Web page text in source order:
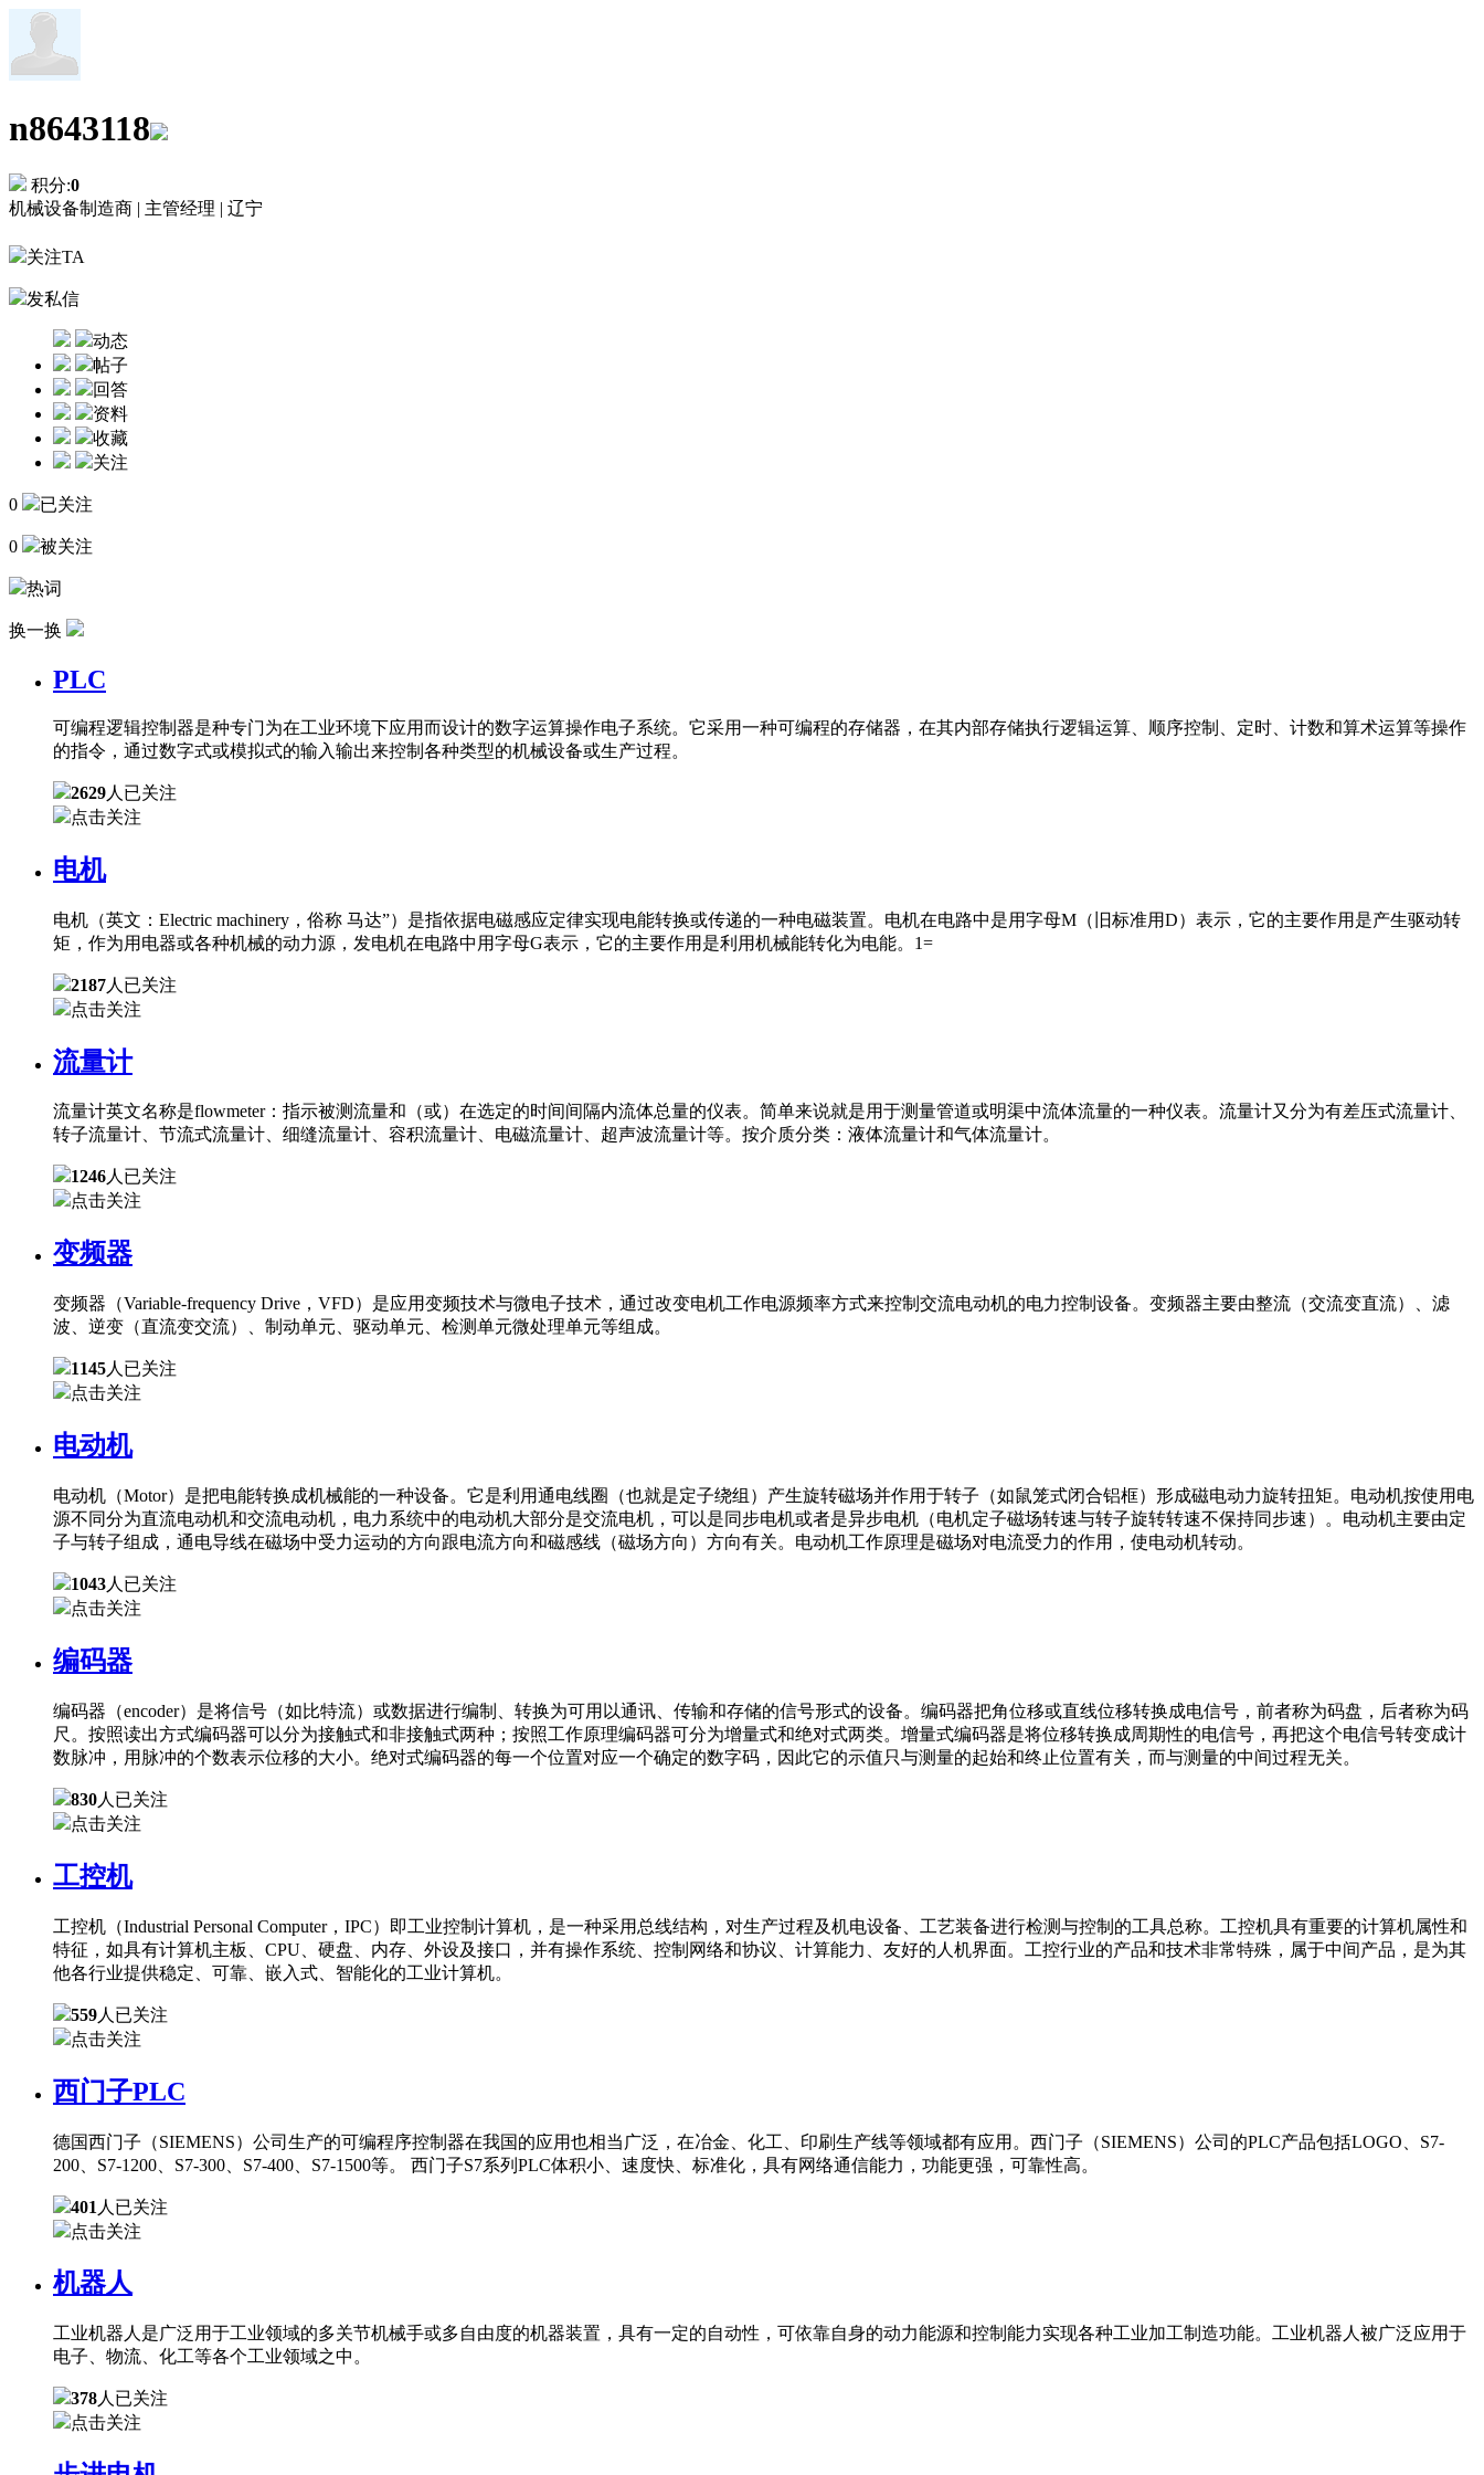
n8643118
积分:0
机械设备制造商 | 主管经理 | 辽宁
关注TA
发私信
动态
帖子
回答
资料
收藏
关注
0 已关注
0 被关注
热词
换一换
PLC
可编程逻辑控制器是种专门为在工业环境下应用而设计的数字运算操作电子系统。它采用一种可编程的存储器，在其内部存储执行逻辑运算、顺序控制、定时、计数和算术运算等操作
的指令，通过数字式或模拟式的输入输出来控制各种类型的机械设备或生产过程。
2629人已关注
点击关注
电机
电机（英文：Electric machinery，俗称 马达”）是指依据电磁感应定律实现电能转换或传递的一种电磁装置。电机在电路中是用字母M（旧标准用D）表示，它的主要作用是产生驱动转
矩，作为用电器或各种机械的动力源，发电机在电路中用字母G表示，它的主要作用是利用机械能转化为电能。1=
2187人已关注
点击关注
流量计
流量计英文名称是flowmeter：指示被测流量和（或）在选定的时间间隔内流体总量的仪表。简单来说就是用于测量管道或明渠中流体流量的一种仪表。流量计又分为有差压式流量计、
转子流量计、节流式流量计、细缝流量计、容积流量计、电磁流量计、超声波流量计等。按介质分类：液体流量计和气体流量计。
1246人已关注
点击关注
变频器
变频器（Variable-frequency Drive，VFD）是应用变频技术与微电子技术，通过改变电机工作电源频率方式来控制交流电动机的电力控制设备。变频器主要由整流（交流变直流）、滤
波、逆变（直流变交流）、制动单元、驱动单元、检测单元微处理单元等组成。
1145人已关注
点击关注
电动机
电动机（Motor）是把电能转换成机械能的一种设备。它是利用通电线圈（也就是定子绕组）产生旋转磁场并作用于转子（如鼠笼式闭合铝框）形成磁电动力旋转扭矩。电动机按使用电
源不同分为直流电动机和交流电动机，电力系统中的电动机大部分是交流电机，可以是同步电机或者是异步电机（电机定子磁场转速与转子旋转转速不保持同步速）。电动机主要由定
子与转子组成，通电导线在磁场中受力运动的方向跟电流方向和磁感线（磁场方向）方向有关。电动机工作原理是磁场对电流受力的作用，使电动机转动。
1043人已关注
点击关注
编码器
编码器（encoder）是将信号（如比特流）或数据进行编制、转换为可用以通讯、传输和存储的信号形式的设备。编码器把角位移或直线位移转换成电信号，前者称为码盘，后者称为码
尺。按照读出方式编码器可以分为接触式和非接触式两种；按照工作原理编码器可分为增量式和绝对式两类。增量式编码器是将位移转换成周期性的电信号，再把这个电信号转变成计
数脉冲，用脉冲的个数表示位移的大小。绝对式编码器的每一个位置对应一个确定的数字码，因此它的示值只与测量的起始和终止位置有关，而与测量的中间过程无关。
830人已关注
点击关注
工控机
工控机（Industrial Personal Computer，IPC）即工业控制计算机，是一种采用总线结构，对生产过程及机电设备、工艺装备进行检测与控制的工具总称。工控机具有重要的计算机属性和
特征，如具有计算机主板、CPU、硬盘、内存、外设及接口，并有操作系统、控制网络和协议、计算能力、友好的人机界面。工控行业的产品和技术非常特殊，属于中间产品，是为其
他各行业提供稳定、可靠、嵌入式、智能化的工业计算机。
559人已关注
点击关注
西门子PLC
德国西门子（SIEMENS）公司生产的可编程序控制器在我国的应用也相当广泛，在冶金、化工、印刷生产线等领域都有应用。西门子（SIEMENS）公司的PLC产品包括LOGO、S7-
200、S7-1200、S7-300、S7-400、S7-1500等。 西门子S7系列PLC体积小、速度快、标准化，具有网络通信能力，功能更强，可靠性高。
401 人已关注
点击关注
机器人
工业机器人是广泛用于工业领域的多关节机械手或多自由度的机器装置，具有一定的自动性，可依靠自身的动力能源和控制能力实现各种工业加工制造功能。工业机器人被广泛应用于
电子、物流、化工等各个工业领域之中。
378人已关注
点击关注